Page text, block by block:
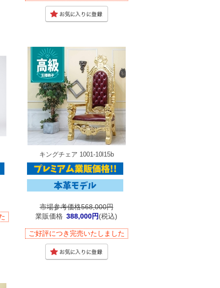
キングチェア 1001-10l15b
市場参考価格568,000円
業販価格 388,000円(税込)
ご好評につき完売いたしました